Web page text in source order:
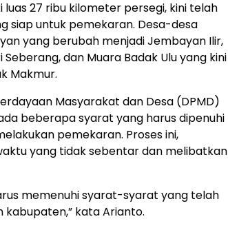
luas 27 ribu kilometer persegi, kini telah
siap untuk pemekaran. Desa-desa
yang berubah menjadi Jembayan Ilir,
Seberang, dan Muara Badak Ulu yang kini
Makmur.
Masyarakat dan Desa (DPMD)
beberapa syarat yang harus dipenuhi
pemekaran. Proses ini,
yang tidak sebentar dan melibatkan
memenuhi syarat-syarat yang telah
kata Arianto.